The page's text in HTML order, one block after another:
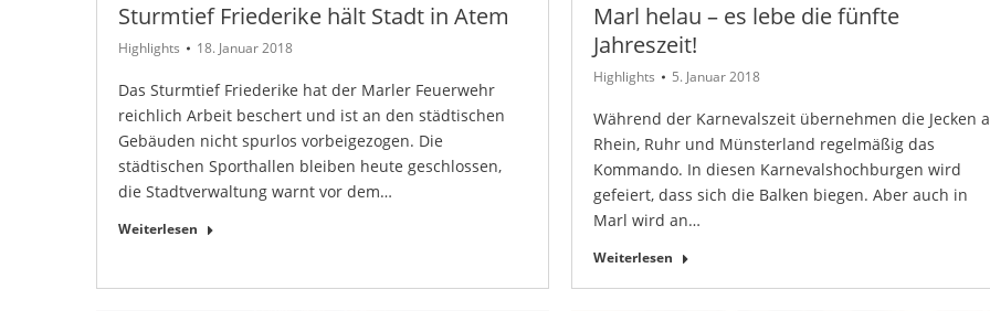
Sturmtief Friederike hält Stadt in Atem
Highlights 18. Januar 2018
Das Sturmtief Friederike hat der Marler Feuerwehr
reichlich Arbeit beschert und ist an den städtischen
Gebäuden nicht spurlos vorbeigezogen. Die
städtischen Sporthallen bleiben heute geschlossen,
die Stadtverwaltung warnt vor dem…
Weiterlesen
Marl helau – es lebe die fünfte
Jahreszeit!
Highlights 5. Januar 2018
Während der Karnevalszeit übernehmen die Jecken
Rhein, Ruhr und Münsterland regelmäßig das
Kommando. In diesen Karnevalshochburgen wird
gefeiert, dass sich die Balken biegen. Aber auch in
Marl wird an…
Weiterlesen